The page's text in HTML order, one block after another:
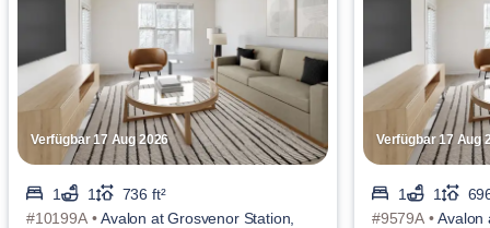
Verfügbar 17 Aug 2026
1 1
736 ft²
#10199A •Avalon at Grosvenor Station,
Verfügbar 17 Aug
1 1
#9579A •Avalon